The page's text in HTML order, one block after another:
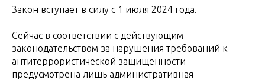
Закон вступает в силу с 1 июля 2024 года.
Сейчас в соответствии с действующим
законодательством за нарушения требований к
антитеррористической защищенности
предусмотрена лишь административная